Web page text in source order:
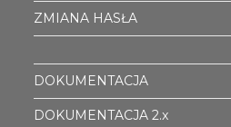
ZMIANA HASŁA
DOKUMENTACJA
DOKUMENTACJA 2.x